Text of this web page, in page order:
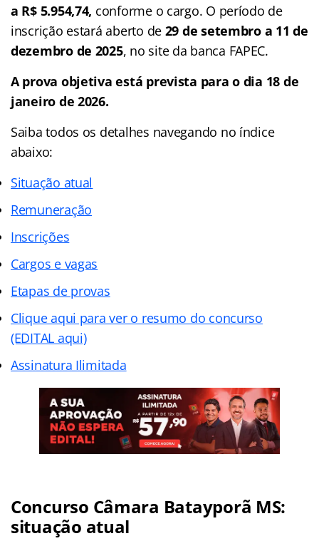
a R$ 5.954,74, conforme o cargo. O período de
inscrição estará aberto de 29 de setembro a 11 de
dezembro de 2025, no site da banca FAPEC.
A prova objetiva está prevista para o dia 18 de
janeiro de 2026.
Saiba todos os detalhes navegando no índice
abaixo:
Situação atual
Remuneração
Inscrições
Cargos e vagas
Etapas de provas
Clique aqui para ver o resumo do concurso
(EDITAL aqui)
Assinatura Ilimitada
Concurso Câmara Batayporã MS:
situação atual